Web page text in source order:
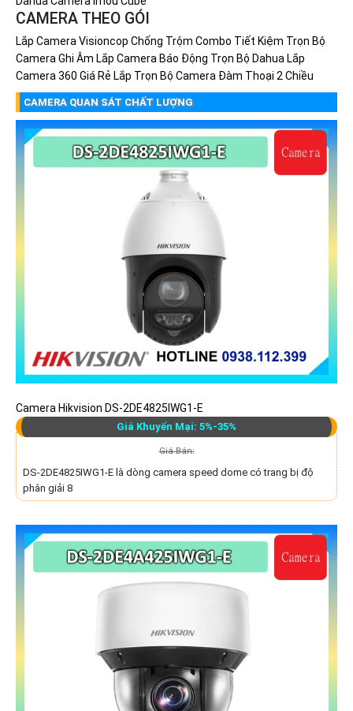
CAMERA THEO GÓI
Lắp Camera Visioncop Chống Trộm Combo Tiết Kiệm Trọn Bộ
Camera Ghi Âm Lắp Camera Báo Động Trọn Bộ Dahua Lắp
Camera 360 Giá Rẻ Lắp Trọn Bộ Camera Đàm Thoại 2 Chiều
CAMERA QUAN SÁT CHẤT LƯỢNG
Camera Hikvision DS-2DE4825IWG1-E
Giá Khuyến Mại: 5%-35%
Giá Bán:
DS-2DE4825IWG1-E là dòng camera speed dome có trang bị độ
phân giải 8